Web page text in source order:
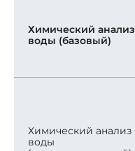
Химический анализ
воды (базовый)
Химический анализ
воды